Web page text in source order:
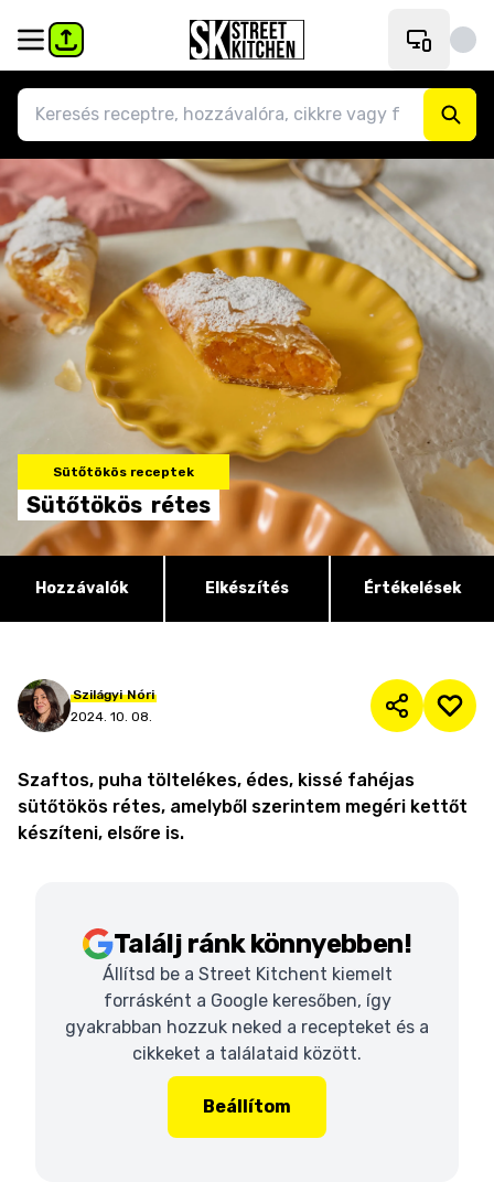
Sütőtökös receptek
Sütőtökös rétes
Hozzávalók Elkészítés Értékelések
Szilágyi Nóri
2024. 10. 08.
Szaftos, puha töltelékes, édes, kissé fahéjas
sütőtökös rétes, amelyből szerintem megéri kettőt
készíteni, elsőre is.
Találj ránk könnyebben!
Állítsd be a Street Kitchent kiemelt
forrásként a Google keresőben, így
gyakrabban hozzuk neked a recepteket és a
cikkeket a találataid között.
Beállítom